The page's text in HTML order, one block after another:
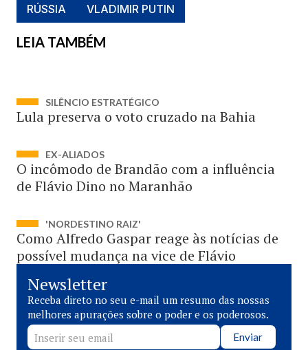
RÚSSIA
VLADIMIR PUTIN
LEIA TAMBÉM
SILÊNCIO ESTRATÉGICO
Lula preserva o voto cruzado na Bahia
EX-ALIADOS
O incômodo de Brandão com a influência
de Flávio Dino no Maranhão
'NORDESTINO RAIZ'
Como Alfredo Gaspar reage às notícias de
possível mudança na vice de Flávio
Newsletter
Receba direto no seu e-mail um resumo das nossas
melhores apurações sobre o poder e os poderosos.
Enviar